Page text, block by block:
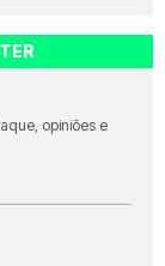
opiniões e